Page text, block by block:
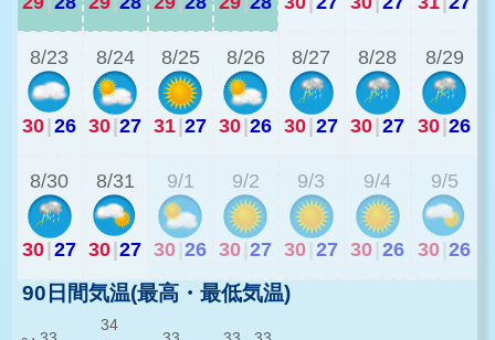
8/23
30 26
8/24
30 27
8/25
31 27
8/26
30 26
8/27
30 27
8/28
30 27
8/29
30 26
8/30
30 27
8/31
30 27
9/1
30 26
9/2
30 27
9/3
30 27
9/4
30 26
9/5
30 26
90日間気温(最高・最低気温)